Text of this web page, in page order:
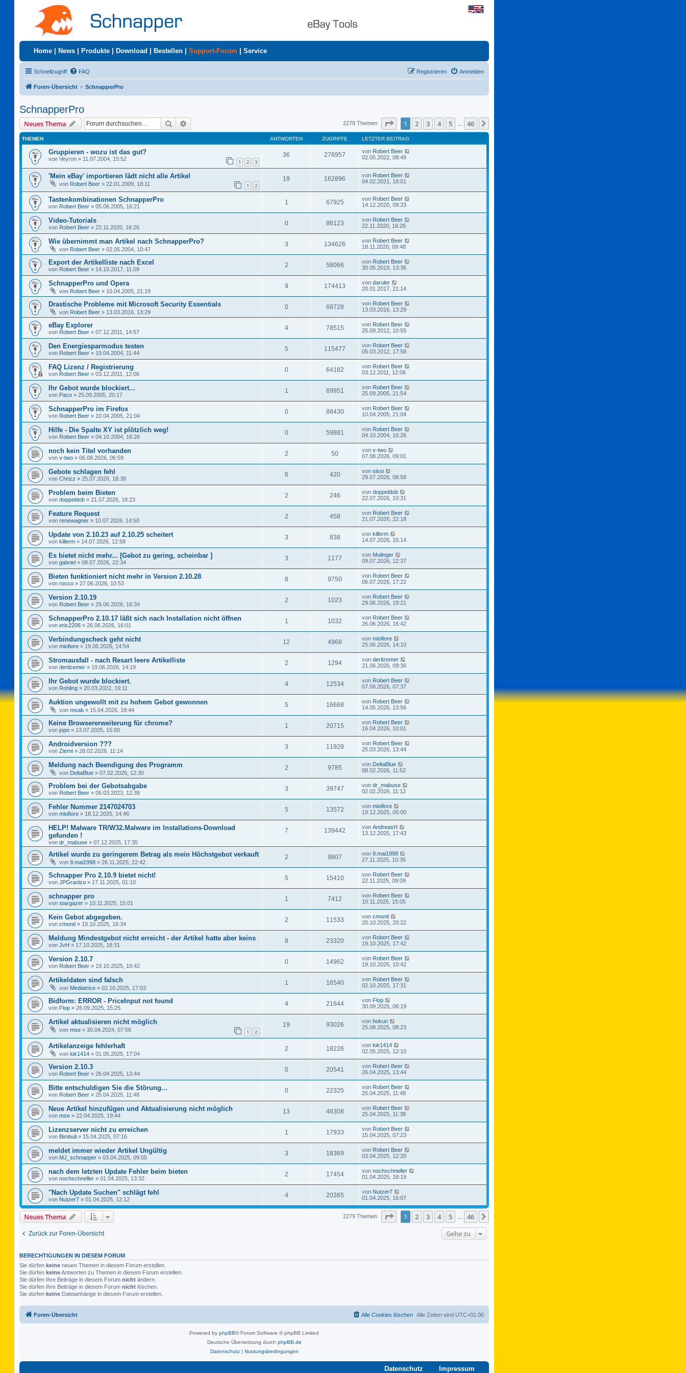
Home News Produkte Download Bestellen Support-Forum Service
Schnellzugriff FAQ Anmelden
Registrieren
Foren-Übersicht SchnapperPro
SchnapperPro
Neues Thema Suche 2279 Themen Seite von46
1 2 3 4 5 46
THEMEN ANTWORTEN ZUGRIFFE LETZTER BEITRAG
Gruppieren - wozu ist das gut?
von Veyron » 11.07.2004, 15:52 1 2 3
36 276957 von Robert Beer
02.05.2022, 08:49
'Mein eBay' importieren lädt nicht alle Artikel
von Robert Beer » 22.01.2009, 18:11 1 2
19 162896 von Robert Beer
04.02.2021, 18:01
Tastenkombinationen SchnapperPro
von Robert Beer » 05.06.2005, 16:21
1 67925 von Robert Beer
14.12.2020, 09:33
Video-Tutorials
von Robert Beer » 22.11.2020, 16:26
0 86123 von Robert Beer
22.11.2020, 16:26
Wie übernimmt man Artikel nach SchnapperPro?
von Robert Beer » 02.05.2004, 10:47
3 134626 von Robert Beer
18.11.2020, 09:48
Export der Artikelliste nach Excel
von Robert Beer » 14.10.2017, 11:09
2 58066 von Robert Beer
30.05.2019, 13:36
SchnapperPro und Opera
von Robert Beer » 10.04.2005, 21:19
9 174413 von daruler
20.01.2017, 21:14
Drastische Probleme mit Microsoft Security Essentials
von Robert Beer » 13.03.2016, 13:29
0 68728 von Robert Beer
13.03.2016, 13:29
eBay Explorer
von Robert Beer » 07.12.2011, 14:57
4 78515 von Robert Beer
25.09.2012, 10:55
Den Energiesparmodus testen
von Robert Beer » 19.04.2004, 11:44
5 115477 von Robert Beer
05.03.2012, 17:58
FAQ Lizenz / Registrierung
von Robert Beer » 03.12.2011, 12:06
0 64182 von Robert Beer
03.12.2011, 12:06
Ihr Gebot wurde blockiert...
von Paco » 25.09.2005, 20:17
1 69951 von Robert Beer
25.09.2005, 21:54
SchnapperPro im Firefox
von Robert Beer » 10.04.2005, 21:04
0 88430 von Robert Beer
10.04.2005, 21:04
Hilfe - Die Spalte XY ist plötzlich weg!
von Robert Beer » 04.10.2004, 16:26
0 59881 von Robert Beer
04.10.2004, 16:26
noch kein Titel vorhanden
von v-two » 06.08.2026, 06:59
2 50 von v-two
07.08.2026, 09:01
Gebote schlagen fehl
von Chrizz » 25.07.2026, 18:38
6 420 von sissi
29.07.2026, 08:58
Problem beim Bieten
von doppeldob » 21.07.2026, 18:23
2 246 von doppeldob
22.07.2026, 10:31
Feature Request
von renewagner » 10.07.2026, 14:50
2 458 von Robert Beer
21.07.2026, 22:18
Update von 2.10.23 auf 2.10.25 scheitert
von killerm » 14.07.2026, 12:58
3 838 von killerm
14.07.2026, 15:14
Es bietet nicht mehr... [Gebot zu gering, scheinbar ]
von gabriel » 08.07.2026, 22:34
3 1177 von Mulinger
09.07.2026, 12:37
Bieten funktioniert nicht mehr in Version 2.10.28
von rocco » 27.06.2026, 10:53
8 9750 von Robert Beer
06.07.2026, 17:22
Version 2.10.19
von Robert Beer » 29.06.2026, 16:34
2 1023 von Robert Beer
29.06.2026, 19:21
SchnapperPro 2.10.17 läßt sich nach Installation nicht öffnen
von eric2206 » 26.06.2026, 16:01
1 1032 von Robert Beer
26.06.2026, 16:42
Verbindungscheck geht nicht
von miofiore » 19.06.2026, 14:54
12 4968 von miofiore
25.06.2026, 14:10
Stromausfall - nach Resart leere Artikelliste
von derilzemer » 19.06.2026, 14:19
2 1294 von derilzemer
21.06.2026, 09:36
Ihr Gebot wurde blockiert.
von Rohling » 20.03.2022, 19:11
4 12534 von Robert Beer
07.06.2026, 07:37
Auktion ungewollt mit zu hohem Gebot gewonnen
von msab » 15.04.2026, 18:44
5 16668 von Robert Beer
14.05.2026, 13:56
Keine Browsererweiterung für chrome?
von jopo » 13.07.2025, 15:00
1 20715 von Robert Beer
16.04.2026, 10:01
Androidversion ???
von Zierni » 28.02.2026, 11:14
3 11928 von Robert Beer
25.03.2026, 13:44
Meldung nach Beendigung des Programm
von DeltaBlue » 07.02.2026, 12:30
2 9785 von DeltaBlue
08.02.2026, 11:52
Problem bei der Gebotsabgabe
von Robert Beer » 06.03.2023, 12:39
3 39747 von dr_mabuse
02.02.2026, 11:12
Fehler Nummer 2147024703
von miofiore » 18.12.2025, 14:46
5 13572 von miofiore
19.12.2025, 05:00
HELP! Malware TR/W32.Malware im Installations-Download
gefunden !
von dr_mabuse » 07.12.2025, 17:35
7 139442 von AndreasH
13.12.2025, 17:43
Artikel wurde zu geringerem Betrag als mein Höchstgebot verkauft
von 9.mai1998 » 26.11.2025, 22:42
2 9807 von 9.mai1998
27.11.2025, 10:35
Schnapper Pro 2.10.9 bietet nicht!
von JPGranizo » 17.11.2025, 01:10
5 15410 von Robert Beer
22.11.2025, 09:09
schnapper pro
von stargazer » 10.11.2025, 15:01
1 7412 von Robert Beer
10.11.2025, 15:05
Kein Gebot abgegeben.
von cmonti » 19.10.2025, 16:34
2 11533 von cmonti
20.10.2025, 20:22
Meldung Mindestgebot nicht erreicht - der Artikel hatte aber keins
von JvH » 17.10.2025, 18:31
8 23320 von Robert Beer
19.10.2025, 17:42
Version 2.10.7
von Robert Beer » 19.10.2025, 10:42
0 14962 von Robert Beer
19.10.2025, 10:42
Artikeldaten sind falsch
von Mediatrice » 02.10.2025, 17:03
1 16540 von Robert Beer
02.10.2025, 17:31
Bidform: ERROR - PriceInput not found
von Flop » 26.09.2025, 15:25
4 21644 von Flop
30.09.2025, 06:19
Artikel aktualisieren nicht möglich
von mse » 30.04.2024, 07:56 1 2
19 93026 von hokun
25.08.2025, 08:23
Artikelanzeige fehlerhaft
von lok1414 » 01.05.2025, 17:04
2 18226 von lok1414
02.05.2025, 12:10
Version 2.10.3
von Robert Beer » 26.04.2025, 13:44
0 20541 von Robert Beer
26.04.2025, 13:44
Bitte entschuldigen Sie die Störung...
von Robert Beer » 25.04.2025, 11:48
0 22325 von Robert Beer
25.04.2025, 11:48
Neue Artikel hinzufügen und Aktualisierung nicht möglich
von mse » 22.04.2025, 19:44
13 46308 von Robert Beer
25.04.2025, 11:38
Lizenzserver nicht zu erreichen
von Bimbuli » 15.04.2025, 07:16
1 17933 von Robert Beer
15.04.2025, 07:23
meldet immer wieder Artikel Ungültig
von MJ_schnapper » 03.04.2025, 09:05
3 18369 von Robert Beer
03.04.2025, 12:20
nach dem letzten Update Fehler beim bieten
von nochschneller » 01.04.2025, 13:32
2 17454 von nochschneller
01.04.2025, 18:19
"Nach Update Suchen" schlägt fehl
von Nutzer7 » 01.04.2025, 12:12
4 20365 von Nutzer7
01.04.2025, 16:07
Neues Thema 2279 Themen Seite von46
1 2 3 4 5 46
Zurück zur Foren-Übersicht Gehe zu
BERECHTIGUNGEN IN DIESEM FORUM
Sie dürfen keine neuen Themen in diesem Forum erstellen.
Sie dürfen keineAntworten zu Themen in diesem Forum erstellen.
Sie dürfen Ihre Beiträge in diesem Forum nicht ändern.
Sie dürfen Ihre Beiträge in diesem Forum nicht löschen.
Sie dürfen keine Dateianhänge in diesem Forum erstellen.
Foren-Übersicht Alle Zeiten sind UTC+01:00
Alle Cookies löschen
Powered by phpBB® Forum Software © phpBB Limited
Deutsche Übersetzung durch phpBB.de
Datenschutz| Nutzungsbedingungen
Datenschutz Impressum